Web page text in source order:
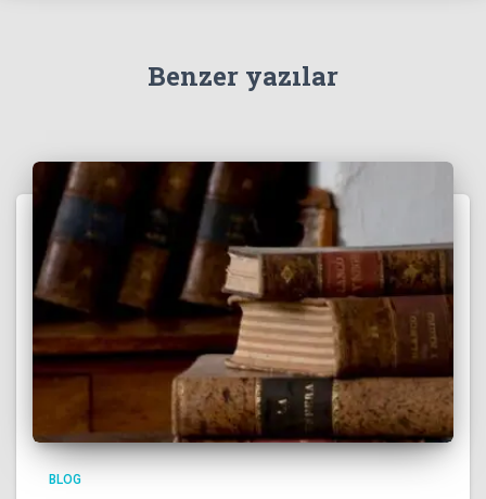
Benzer yazılar
BLOG